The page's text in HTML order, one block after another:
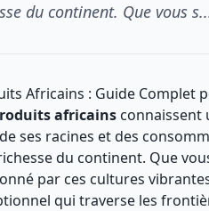
du continent. Que vous
Africains : Guide Complet
africainsconnaissent
ses racines et des
du continent. Que
par ces cultures
qui traverse les